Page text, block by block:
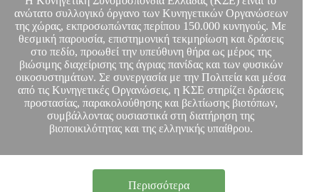
ανώτατο συλλογικό όργανο των Κυνηγετικών Οργανώσεων
της χώρας, εκπροσωπώντας περίπου 150.000 κυνηγούς. Με
θεσμική παρουσία, επιστημονική τεκμηρίωση και δράσεις
στο πεδίο, προωθεί την υπεύθυνη θήρα ως μέρος της
βιώσιμης διαχείρισης της άγριας πανίδας και των φυσικών
οικοσυστημάτων. Σε συνεργασία με την Πολιτεία και μέσα
από τις Κυνηγετικές Οργανώσεις, η ΚΣΕ στηρίζει δράσεις
προστασίας, παρακολούθησης και βελτίωσης βιοτόπων,
συμβάλλοντας ουσιαστικά στη διατήρηση της
βιοποικιλότητας και της ελληνικής υπαίθρου.
Περισσότερα